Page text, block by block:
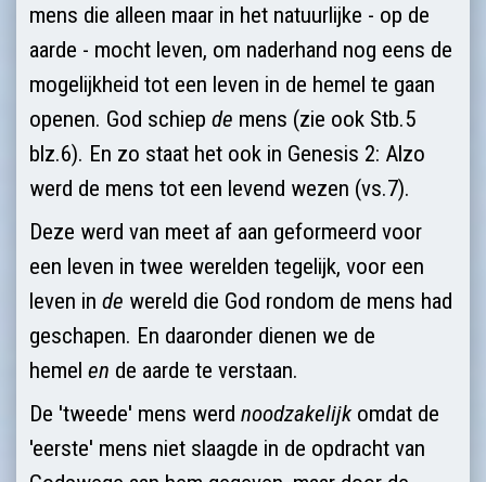
mens die alleen maar in het natuurlijke - op de
aarde - mocht leven, om naderhand nog eens de
mogelijkheid tot een leven in de hemel te gaan
openen. God schiep de mens (zie ook Stb.5
blz.6). En zo staat het ook in Genesis 2: Alzo
werd de mens tot een levend wezen (vs.7).
Deze werd van meet af aan gefor­meerd voor
een leven in twee werelden tegelijk, voor een
leven in de wereld die God rondom de mens had
gescha­pen. En daaronder dienen we de
hemel en de aarde te verstaan.
De 'tweede' mens werd noodzakelijkomdat de
'eerste' mens niet slaagde in de opdracht van